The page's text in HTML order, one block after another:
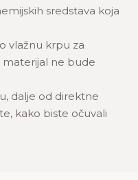
sredstava koja
vlažnu krpu za
ne bude
dalje od direktne
kako biste očuvali